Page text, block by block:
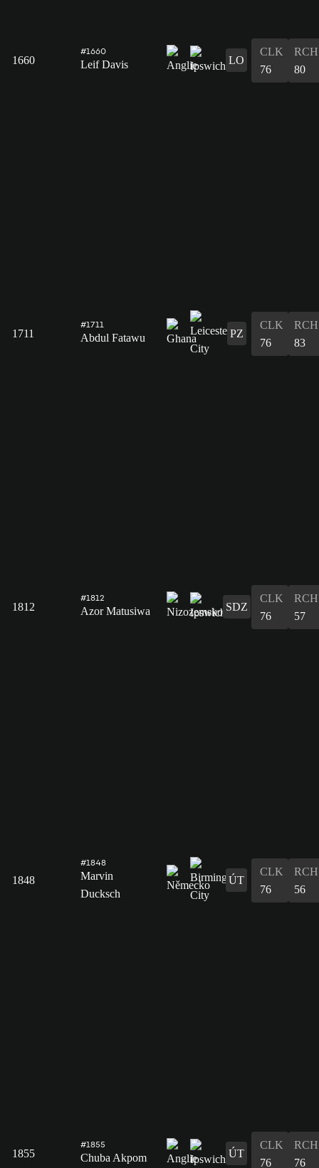
1660
#1660
Leif Davis LO
CLK
76
RCH
80
1711
#1711
Abdul Fatawu PZ
CLK
76
RCH
83
1812
#1812
Azor Matusiwa SDZ
CLK
76
RCH
57
1848
#1848
Marvin
Ducksch
ÚT
CLK
76
RCH
56
1855
#1855
Chuba Akpom ÚT
CLK
76
RCH
76